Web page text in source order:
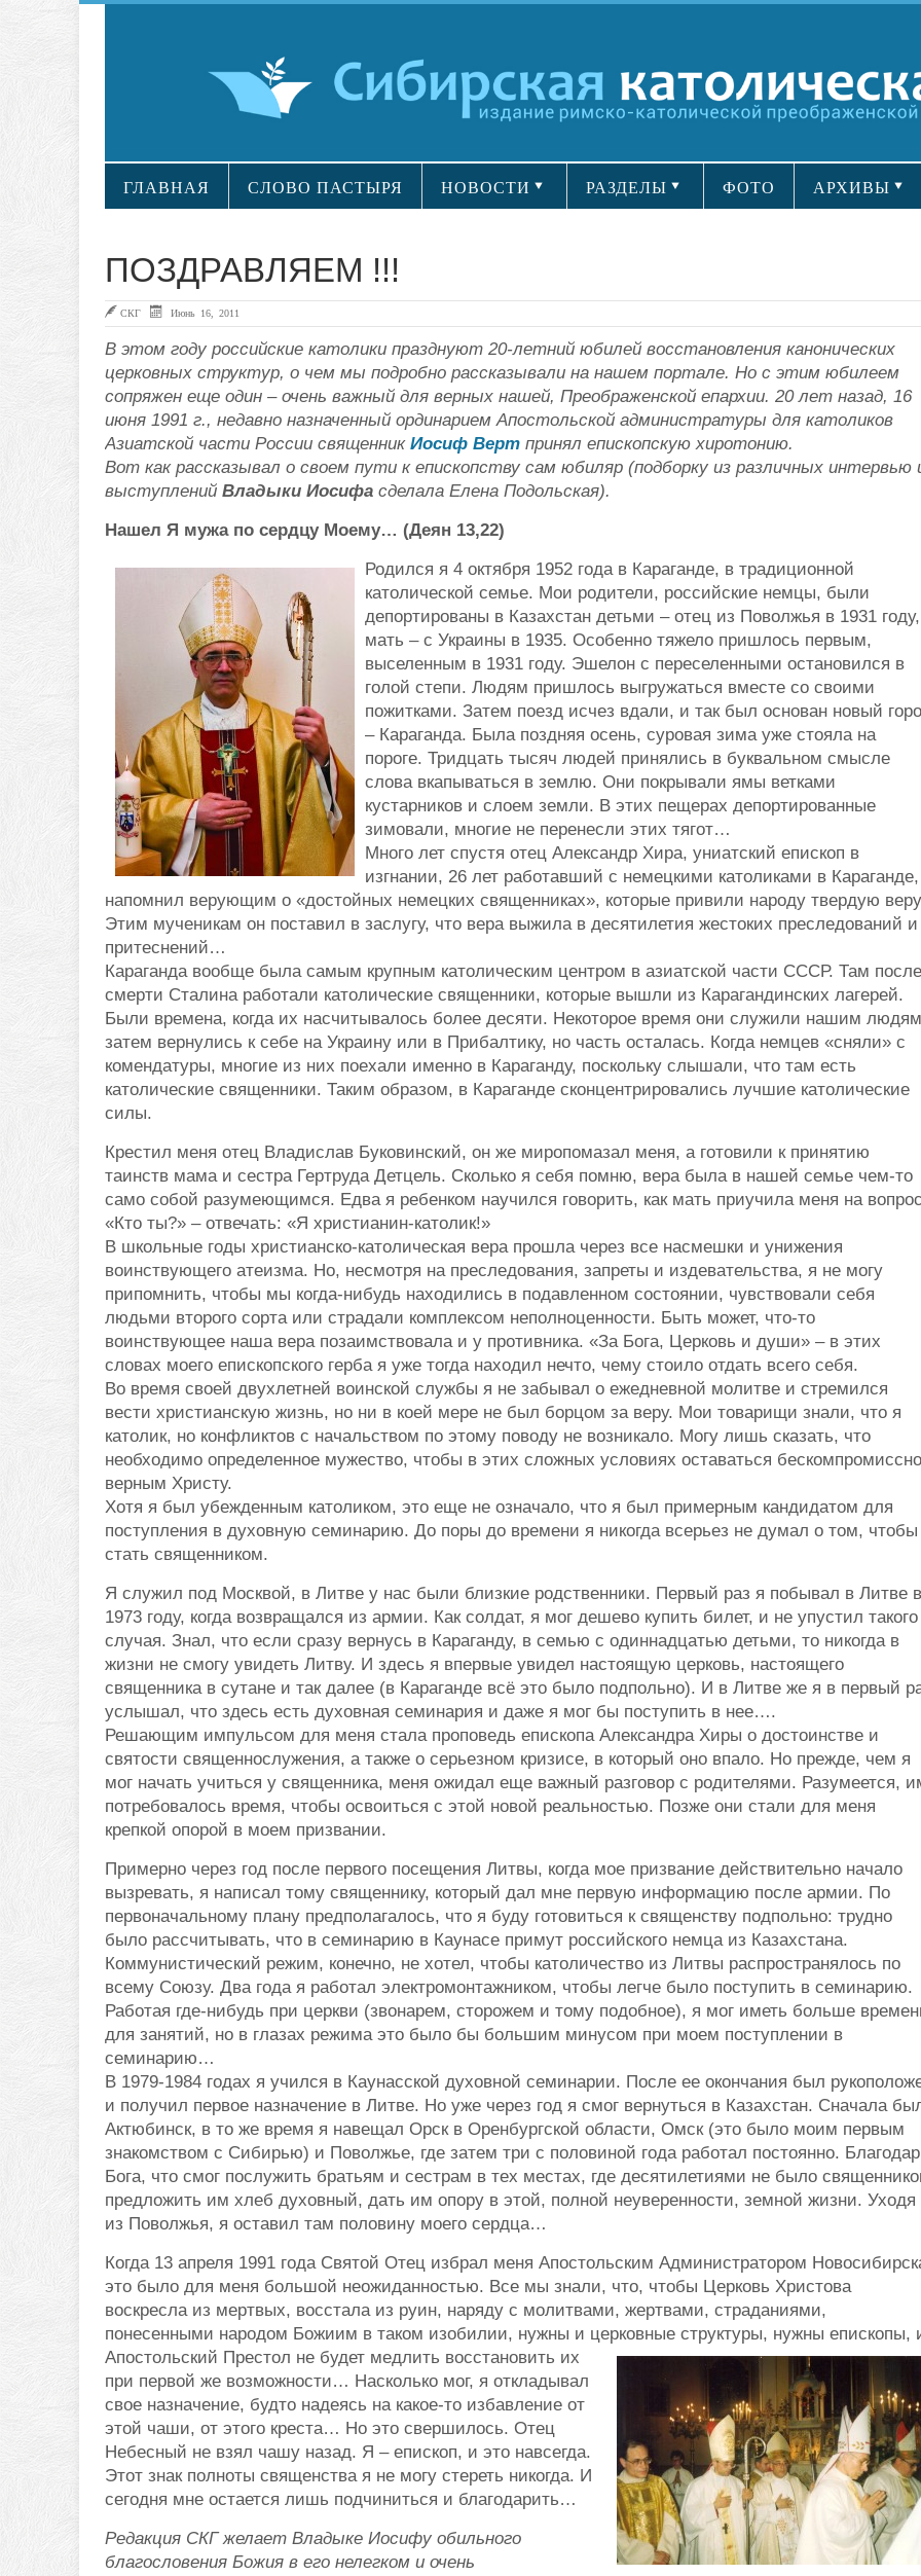
ГЛАВНАЯ СЛОВО ПАСТЫРЯ НОВОСТИ РАЗДЕЛЫ ФОТО АРХИВЫ
ПОЗДРАВЛЯЕМ !!!
СКГ Июнь 16, 2011
В этом году российские католики празднуют 20-летний юбилей восстановления канонических
церковных структур, о чем мы подробно рассказывали на нашем портале. Но с этим юбилеем
сопряжен еще один – очень важный для верных нашей, Преображенской епархии. 20 лет назад, 16
июня 1991 г., недавно назначенный ординарием Апостольской администратуры для католиков
Азиатской части России священник Иосиф Верт принял епископскую хиротонию.
Вот как рассказывал о своем пути к епископству сам юбиляр (подборку из различных интервью
выступлений Владыки Иосифа сделала Елена Подольская).
Нашел Я мужа по сердцу Моему… (Деян 13,22)
Родился я 4 октября 1952 года в Караганде, в традиционной
католической семье. Мои родители, российские немцы, были
депортированы в Казахстан детьми – отец из Поволжья в 1931 году,
мать – с Украины в 1935. Особенно тяжело пришлось первым,
выселенным в 1931 году. Эшелон с переселенными остановился в
голой степи. Людям пришлось выгружаться вместе со своими
пожитками. Затем поезд исчез вдали, и так был основан новый
– Караганда. Была поздняя осень, суровая зима уже стояла на
пороге. Тридцать тысяч людей принялись в буквальном смысле
слова вкапываться в землю. Они покрывали ямы ветками
кустарников и слоем земли. В этих пещерах депортированные
зимовали, многие не перенесли этих тягот…
Много лет спустя отец Александр Хира, униатский епископ в
изгнании, 26 лет работавший с немецкими католиками в Караганде,
напомнил верующим о «достойных немецких священниках», которые привили народу твердую
Этим мученикам он поставил в заслугу, что вера выжила в десятилетия жестоких преследований и
притеснений…
Караганда вообще была самым крупным католическим центром в азиатской части СССР. Там после
смерти Сталина работали католические священники, которые вышли из Карагандинских лагерей.
Были времена, когда их насчитывалось более десяти. Некоторое время они служили нашим
затем вернулись к себе на Украину или в Прибалтику, но часть осталась. Когда немцев «сняли» с
комендатуры, многие из них поехали именно в Караганду, поскольку слышали, что там есть
католические священники. Таким образом, в Караганде сконцентрировались лучшие католические
силы.
Крестил меня отец Владислав Буковинский, он же миропомазал меня, а готовили к принятию
таинств мама и сестра Гертруда Детцель. Сколько я себя помню, вера была в нашей семье чем-то
само собой разумеющимся. Едва я ребенком научился говорить, как мать приучила меня на
«Кто ты?» – отвечать: «Я христианин-католик!»
В школьные годы христианско-католическая вера прошла через все насмешки и унижения
воинствующего атеизма. Но, несмотря на преследования, запреты и издевательства, я не могу
припомнить, чтобы мы когда-нибудь находились в подавленном состоянии, чувствовали себя
людьми второго сорта или страдали комплексом неполноценности. Быть может, что-то
воинствующее наша вера позаимствовала и у противника. «За Бога, Церковь и души» – в этих
словах моего епископского герба я уже тогда находил нечто, чему стоило отдать всего себя.
Во время своей двухлетней воинской службы я не забывал о ежедневной молитве и стремился
вести христианскую жизнь, но ни в коей мере не был борцом за веру. Мои товарищи знали, что я
католик, но конфликтов с начальством по этому поводу не возникало. Могу лишь сказать, что
необходимо определенное мужество, чтобы в этих сложных условиях оставаться бескомпромиссно
верным Христу.
Хотя я был убежденным католиком, это еще не означало, что я был примерным кандидатом для
поступления в духовную семинарию. До поры до времени я никогда всерьез не думал о том, чтобы
стать священником.
Я служил под Москвой, в Литве у нас были близкие родственники. Первый раз я побывал в Литве в
1973 году, когда возвращался из армии. Как солдат, я мог дешево купить билет, и не упустил такого
случая. Знал, что если сразу вернусь в Караганду, в семью с одиннадцатью детьми, то никогда в
жизни не смогу увидеть Литву. И здесь я впервые увидел настоящую церковь, настоящего
священника в сутане и так далее (в Караганде всё это было подпольно). И в Литве же я в первый
услышал, что здесь есть духовная семинария и даже я мог бы поступить в нее….
Решающим импульсом для меня стала проповедь епископа Александра Хиры о достоинстве и
святости священнослужения, а также о серьезном кризисе, в который оно впало. Но прежде, чем я
мог начать учиться у священника, меня ожидал еще важный разговор с родителями. Разумеется,
потребовалось время, чтобы освоиться с этой новой реальностью. Позже они стали для меня
крепкой опорой в моем призвании.
Примерно через год после первого посещения Литвы, когда мое призвание действительно начало
вызревать, я написал тому священнику, который дал мне первую информацию после армии. По
первоначальному плану предполагалось, что я буду готовиться к священству подпольно: трудно
было рассчитывать, что в семинарию в Каунасе примут российского немца из Казахстана.
Коммунистический режим, конечно, не хотел, чтобы католичество из Литвы распространялось по
всему Союзу. Два года я работал электромонтажником, чтобы легче было поступить в семинарию.
Работая где-нибудь при церкви (звонарем, сторожем и тому подобное), я мог иметь больше
для занятий, но в глазах режима это было бы большим минусом при моем поступлении в
семинарию…
В 1979-1984 годах я учился в Каунасской духовной семинарии. После ее окончания был
и получил первое назначение в Литве. Но уже через год я смог вернуться в Казахстан. Сначала
Актюбинск, в то же время я навещал Орск в Оренбургской области, Омск (это было моим первым
знакомством с Сибирью) и Поволжье, где затем три с половиной года работал постоянно.
Бога, что смог послужить братьям и сестрам в тех местах, где десятилетиями не было
предложить им хлеб духовный, дать им опору в этой, полной неуверенности, земной жизни. Уходя
из Поволжья, я оставил там половину моего сердца…
Когда 13 апреля 1991 года Святой Отец избрал меня Апостольским Администратором
это было для меня большой неожиданностью. Все мы знали, что, чтобы Церковь Христова
воскресла из мертвых, восстала из руин, наряду с молитвами, жертвами, страданиями,
понесенными народом Божиим в таком изобилии, нужны и церковные структуры, нужны епископы,
Апостольский Престол не будет медлить восстановить их
при первой же возможности… Насколько мог, я откладывал
свое назначение, будто надеясь на какое-то избавление от
этой чаши, от этого креста… Но это свершилось. Отец
Небесный не взял чашу назад. Я – епископ, и это навсегда.
Этот знак полноты священства я не могу стереть никогда. И
сегодня мне остается лишь подчиниться и благодарить…
Редакция СКГ желает Владыке Иосифу обильного
благословения Божия в его нелегком и очень